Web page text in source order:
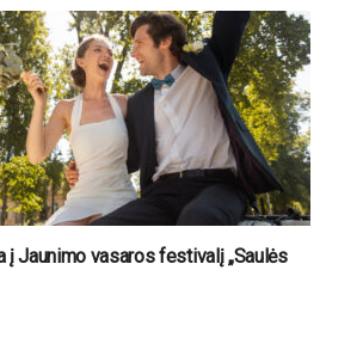
į Jaunimo vasaros festivalį „Saulės